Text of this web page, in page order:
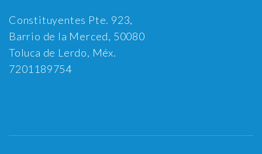
Constituyentes Pte. 923,
Barrio de la Merced, 50080
Toluca de Lerdo, Méx.
7201189754